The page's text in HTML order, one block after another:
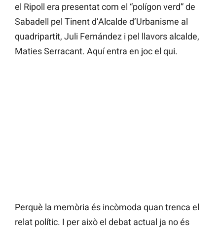
el Ripoll era presentat com el “polígon verd” de
Sabadell pel Tinent d’Alcalde d’Urbanisme al
quadripartit, Juli Fernández i pel llavors alcalde,
Maties Serracant. Aquí entra en joc el qui.
Perquè la memòria és incòmoda quan trenca el
relat polític. I per això el debat actual ja no és